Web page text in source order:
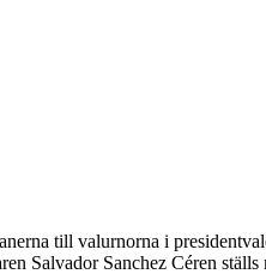
till valurnorna i
Salvador Sanchez Céren